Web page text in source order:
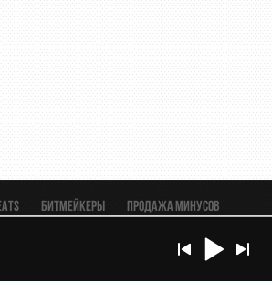
Битмейкеры
Продажа минусов